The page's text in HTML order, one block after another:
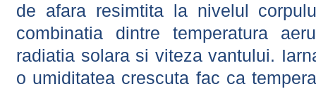
de afara resimtita la nivelul
combinatia dintre temperatura
radiatia solara si viteza vantului.
o umiditatea crescuta fac ca